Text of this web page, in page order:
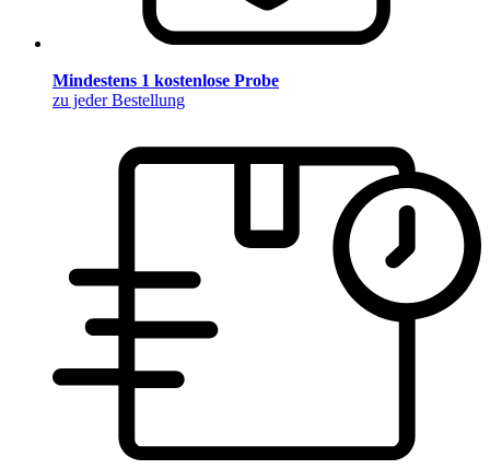
Mindestens 1 kostenlose Probe
zu jeder Bestellung